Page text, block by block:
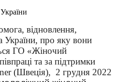
відновлення,
України, про яку вони
ГО «Жіночий
та за підтримки
(Швеція), 2 грудня 2022